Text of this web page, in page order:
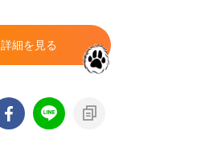
詳細を見る